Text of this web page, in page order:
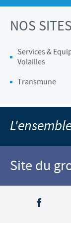
NOS
Services &
Volailles
Transmune
Site du